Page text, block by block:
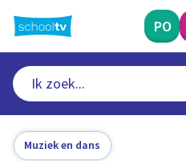
naar
hoofdinhoud
PO
Muziek en dans